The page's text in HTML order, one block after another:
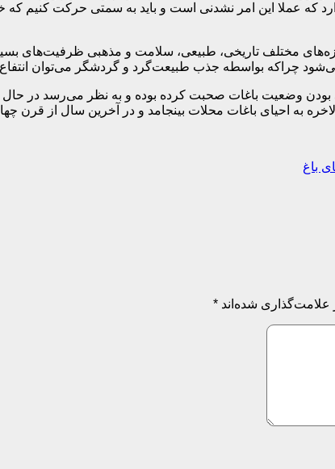
که عملا این امر نشدنی است و باید به سمتی حرکت کنیم
مختلف تاریخی، طبیعی، سلامت و مذهبی ظرفیت‌های
چراکه بواسطه جذب طبیعت‌گرد و گردشگر می‌توان انتفاع
وضعیت باغات صحبت کرده بوده و به نظر می‌رسد در حال
به احیای باغات محلات بینجامد و در آخرین سال از قرن
باغ
علامت‌گذاری شده‌اند *